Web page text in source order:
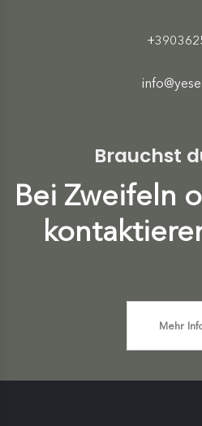
Brauchst
Bei Zweifeln
Mehr